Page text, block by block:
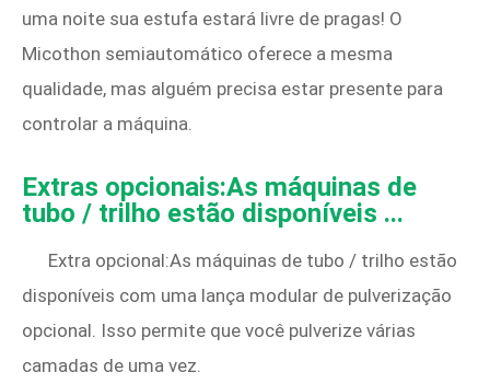
uma noite sua estufa estará livre de pragas! O
Micothon semiautomático oferece a mesma
qualidade, mas alguém precisa estar presente para
controlar a máquina.
Extras opcionais:As máquinas de
tubo / trilho estão disponíveis ...
Extra opcional:As máquinas de tubo / trilho estão
disponíveis com uma lança modular de pulverização
opcional. Isso permite que você pulverize várias
camadas de uma vez.